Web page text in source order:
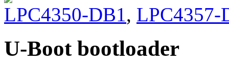
LPC4350-DB1, LPC4357-
U-Boot bootloader